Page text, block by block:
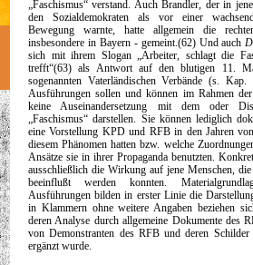
„Faschismus“ verstand. Auch Brandler, der in
den Sozialdemokraten als vor einer
Bewegung warnte, hatte allgemein die
insbesondere in Bayern - gemeint.(62) Und auch
sich mit ihrem Slogan „Arbeiter, schlagt die
trefft“(63) als Antwort auf den blutigen 11.
sogenannten Vaterländischen Verbände (s.
Ausführungen sollen und können im Rahmen
keine Auseinandersetzung mit dem oder
„Faschismus“ darstellen. Sie können lediglich
eine Vorstellung KPD und RFB in den Jahren
diesem Phänomen hatten bzw. welche
Ansätze sie in ihrer Propaganda benutzten.
ausschließlich die Wirkung auf jene Menschen,
beeinflußt werden konnten.
Ausführungen bilden in erster Linie die
in Klammern ohne weitere Angaben beziehen
deren Analyse durch allgemeine Dokumente des
von Demonstranten des RFB und deren Schilder
ergänzt wurde.